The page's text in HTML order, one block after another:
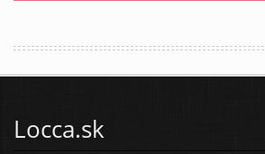
Locca.sk